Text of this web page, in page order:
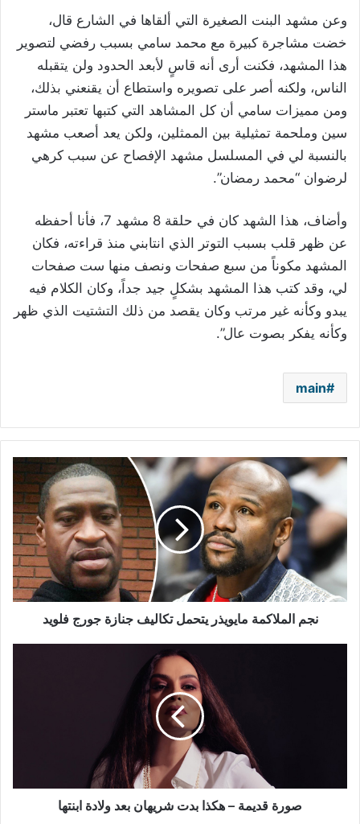
وعن مشهد البنت الصغيرة التي ألقاها في الشارع قال،
خضت مشاجرة كبيرة مع محمد سامي بسبب رفضي لتصوير
هذا المشهد، فكنت أرى أنه قاسٍ لأبعد الحدود ولن يتقبله
الناس، ولكنه أصر على تصويره واستطاع أن يقنعني بذلك،
ومن مميزات سامي أن كل المشاهد التي كتبها تعتبر ماستر
سين وملحمة تمثيلية بين الممثلين، ولكن يعد أصعب مشهد
بالنسبة لي في المسلسل مشهد الإفصاح عن سبب كرهي
لرضوان “محمد رمضان”.
وأضاف، هذا الشهد كان في حلقة 8 مشهد 7، فأنا أحفظه
عن ظهر قلب بسبب التوتر الذي انتابني منذ قراءته، فكان
المشهد مكوناً من سبع صفحات ونصف منها ست صفحات
لي، وقد كتب هذا المشهد بشكلٍ جيد جداً، وكان الكلام فيه
يبدو وكأنه غير مرتب وكان يقصد من ذلك التشتيت الذي ظهر
وكأنه يفكر بصوت عال”.
main
نجم
الملاكمة
مايويذر
يتحمل
تكاليف
جنازة
جورج
فلويد
نجم الملاكمة مايويذر يتحمل تكاليف جنازة جورج فلويد
ابنتها
صورة قديمة – هكذا بدت شريهان بعد ولادة ابنتها